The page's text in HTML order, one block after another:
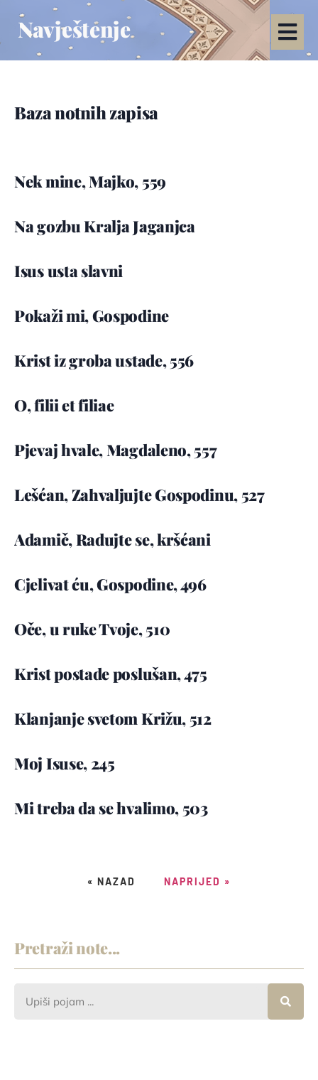
Navještenje
Baza notnih zapisa
Nek mine, Majko, 559
Na gozbu Kralja Jaganjca
Isus usta slavni
Pokaži mi, Gospodine
Krist iz groba ustade, 556
O, filii et filiae
Pjevaj hvale, Magdaleno, 557
Lešćan, Zahvaljujte Gospodinu, 527
Adamič, Radujte se, kršćani
Cjelivat ću, Gospodine, 496
Oče, u ruke Tvoje, 510
Krist postade poslušan, 475
Klanjanje svetom Križu, 512
Moj Isuse, 245
Mi treba da se hvalimo, 503
« NAZAD NAPRIJED »
Pretraži note...